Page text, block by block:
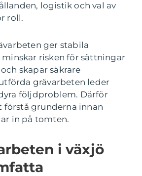
logistik och val av
roll.
ger stabila
risken för sättningar
skapar säkrare
grävarbeten leder
följdproblem. Därför
förstå grunderna innan
in på tomten.
i växjö